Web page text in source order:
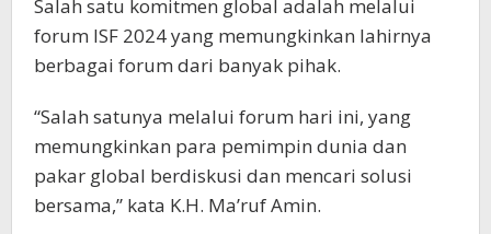
Salah satu komitmen global adalah melalui
forum ISF 2024 yang memungkinkan lahirnya
berbagai forum dari banyak pihak.
“Salah satunya melalui forum hari ini, yang
memungkinkan para pemimpin dunia dan
pakar global berdiskusi dan mencari solusi
bersama,” kata K.H. Ma’ruf Amin.